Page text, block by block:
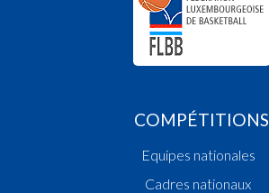
COMPÉTITIONS
Equipes nationales
Cadres nationaux